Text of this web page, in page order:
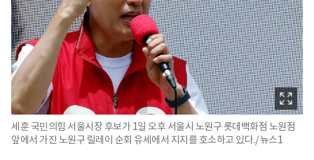
세훈 국민의힘 서울시장 후보가 1일 오후 서울시 노원구 롯데백화점 노원점
앞에서 가진 노원구 릴레이 순회 유세에서 지지를 호소하고 있다./ 뉴스1